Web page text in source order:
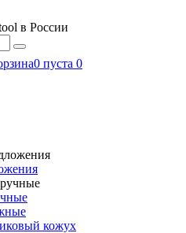
в России
0 пуста 0
кожух